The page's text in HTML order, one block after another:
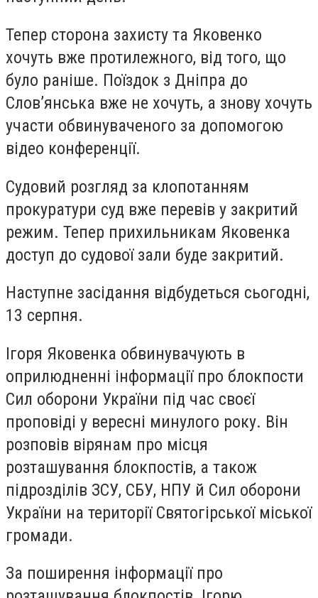
Тепер сторона захисту та Яковенко
хочуть вже протилежного, від того, що
було раніше. Поїздок з Дніпра до
Слов’янська вже не хочуть, а знову хочуть
участи обвинуваченого за допомогою
відео конференції.
Судовий розгляд за клопотанням
прокуратури суд вже перевів у закритий
режим. Тепер прихильникам Яковенка
доступ до судової зали буде закритий.
Наступне засідання відбудеться сьогодні,
13 серпня.
Ігоря Яковенка обвинувачують в
оприлюдненні інформації про блокпости
Сил оборони України під час своєї
проповіді у вересні минулого року. Він
розповів вірянам про місця
розташування блокпостів, а також
підрозділів ЗСУ, СБУ, НПУ й Сил оборони
України на території Святогірської міської
громади.
За поширення інформації про